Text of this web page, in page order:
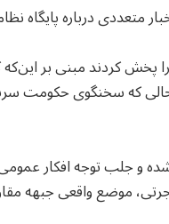
متعددی درباره
پخش کردند مبنی بر
حالی که سخنگوی حکومت
و جلب توجه افکار
موضع واقعی جبهه